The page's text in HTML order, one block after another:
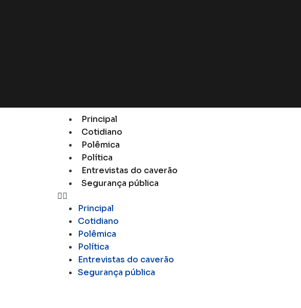
Principal
Cotidiano
Polêmica
Política
Entrevistas do caverão
Segurança pública
Principal
Cotidiano
Polêmica
Política
Entrevistas do caverão
Segurança pública